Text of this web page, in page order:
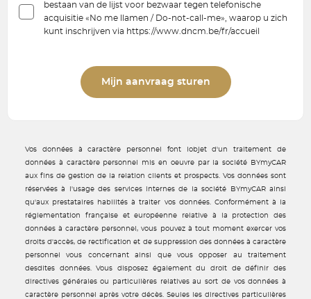
bestaan van de lijst voor bezwaar tegen telefonische
acquisitie «No me llamen / Do-not-call-me», waarop u zich
kunt inschrijven via https://www.dncm.be/fr/accueil
Mijn aanvraag sturen
Vos données à caractère personnel font lobjet d'un traitement de
données à caractère personnel mis en oeuvre par la société BYmyCAR
aux fins de gestion de la relation clients et prospects. Vos données sont
réservées à l'usage des services internes de la société BYmyCAR ainsi
qu'aux prestataires habilités à traiter vos données. Conformément à la
réglementation française et européenne relative à la protection des
données à caractère personnel, vous pouvez à tout moment exercer vos
droits d'accès, de rectification et de suppression des données à caractère
personnel vous concernant ainsi que vous opposer au traitement
desdites données. Vous disposez également du droit de définir des
directives générales ou particulières relatives au sort de vos données à
caractère personnel après votre décès. Seules les directives particulières